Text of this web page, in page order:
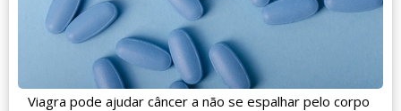
Viagra pode ajudar câncer a não se espalhar pelo corpo